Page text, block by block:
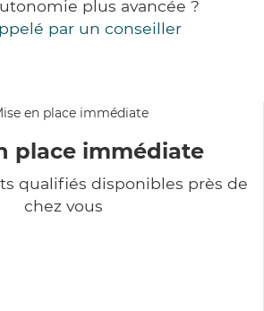
plus avancée ?
par un conseiller
place immédiate
qualifiés disponibles près de
chez vous